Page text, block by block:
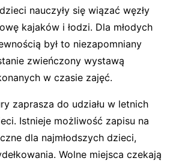
nauczyły się wiązać węzły
kajaków i łodzi. Dla młodych
był to niezapomniany
zwieńczony wystawą
w czasie zajęć.
zaprasza do udziału w letnich
Istnieje możliwość zapisu na
dla najmłodszych dzieci,
Wolne miejsca czekają